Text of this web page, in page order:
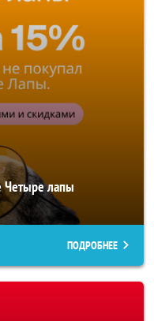
Четыре лапы
ПОДРОБНЕЕ